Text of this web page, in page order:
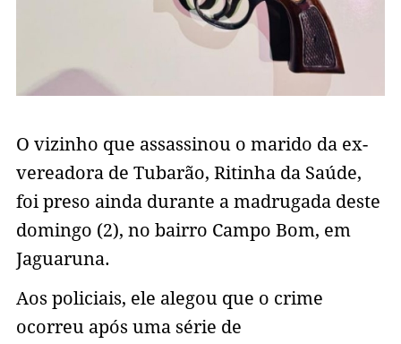
O vizinho que assassinou o marido da ex-
vereadora de Tubarão, Ritinha da Saúde,
foi preso ainda durante a madrugada deste
domingo (2), no bairro Campo Bom, em
Jaguaruna.
Aos policiais, ele alegou que o crime
ocorreu após uma série de